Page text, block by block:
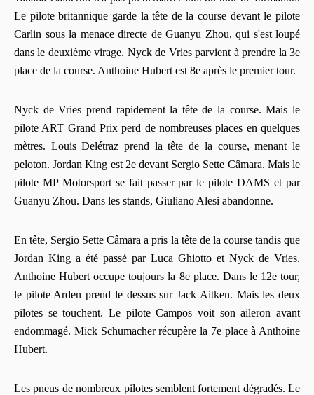
Le pilote britannique garde la tête de la course devant le pilote
Carlin sous la menace directe de Guanyu Zhou, qui s'est loupé
dans le deuxième virage. Nyck de Vries parvient à prendre la 3e
place de la course. Anthoine Hubert est 8e après le premier tour.
Nyck de Vries prend rapidement la tête de la course. Mais le
pilote ART Grand Prix perd de nombreuses places en quelques
mètres. Louis Delétraz prend la tête de la course, menant le
peloton. Jordan King est 2e devant Sergio Sette Câmara. Mais le
pilote MP Motorsport se fait passer par le pilote DAMS et par
Guanyu Zhou. Dans les stands, Giuliano Alesi abandonne.
En tête, Sergio Sette Câmara a pris la tête de la course tandis que
Jordan King a été passé par Luca Ghiotto et Nyck de Vries.
Anthoine Hubert occupe toujours la 8e place. Dans le 12e tour,
le pilote Arden prend le dessus sur Jack Aitken. Mais les deux
pilotes se touchent. Le pilote Campos voit son aileron avant
endommagé. Mick Schumacher récupère la 7e place à Anthoine
Hubert.
Les pneus de nombreux pilotes semblent fortement dégradés. Le